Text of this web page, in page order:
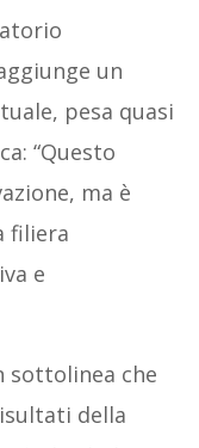
un
pesa quasi
“Questo
ma è
filiera
e
sottolinea che
della